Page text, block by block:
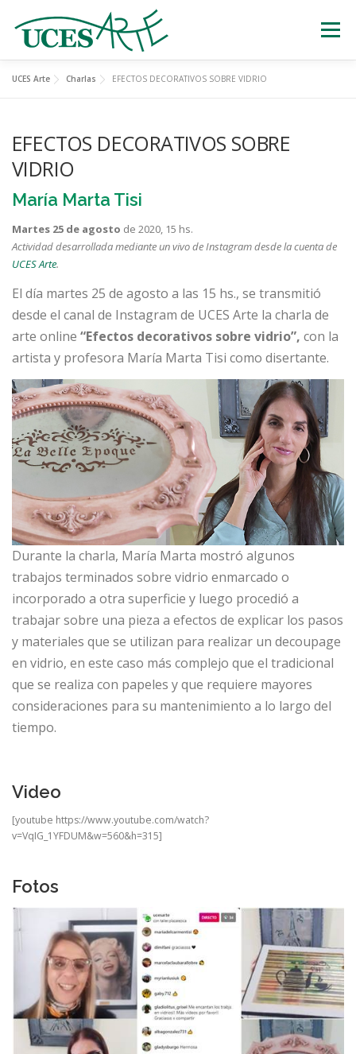
Menu
MÚSICA ESTATUAS VIVIENTES
OTRAS ACTIVIDADES
UCES Arte Charlas EFECTOS DECORATIVOS SOBRE VIDRIO
EFECTOS DECORATIVOS SOBRE
VIDRIO
María Marta Tisi
Martes 25 de agosto de 2020, 15 hs.
Actividad desarrolladamediante un vivo de Instagram desde la cuenta de
UCES Arte.
El día martes 25 de agosto a las 15 hs., se transmitió
desde el canal de Instagram de UCES Arte la charla de
arte online “Efectos decorativos sobre vidrio”, con la
artista y profesora María Marta Tisi como disertante.
Durante la charla, María Marta mostró algunos
trabajos terminados sobre vidrio enmarcado o
incorporado a otra superficie y luego procedió a
trabajar sobre una pieza a efectos de explicar los pasos
y materiales que se utilizan para realizar un decoupage
en vidrio, en este caso más complejo que el tradicional
que se realiza con papeles y que requiere mayores
consideraciones para su mantenimiento a lo largo del
tiempo.
Video
[youtube https://www.youtube.com/watch?
v=VqIG_1YFDUM&w=560&h=315]
Fotos